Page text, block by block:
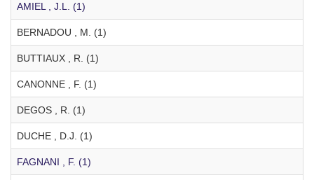
AMIEL , J.L. (1)
BERNADOU , M. (1)
BUTTIAUX , R. (1)
CANONNE , F. (1)
DEGOS , R. (1)
DUCHE , D.J. (1)
FAGNANI , F. (1)